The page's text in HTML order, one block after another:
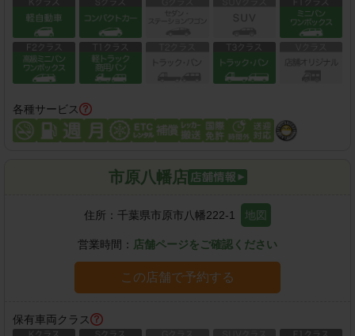
各種サービス
市原八幡店
住所： 千葉県市原市八幡222-1 地図
営業時間： 店舗ページをご確認ください
この店舗で予約する
保有車両クラス